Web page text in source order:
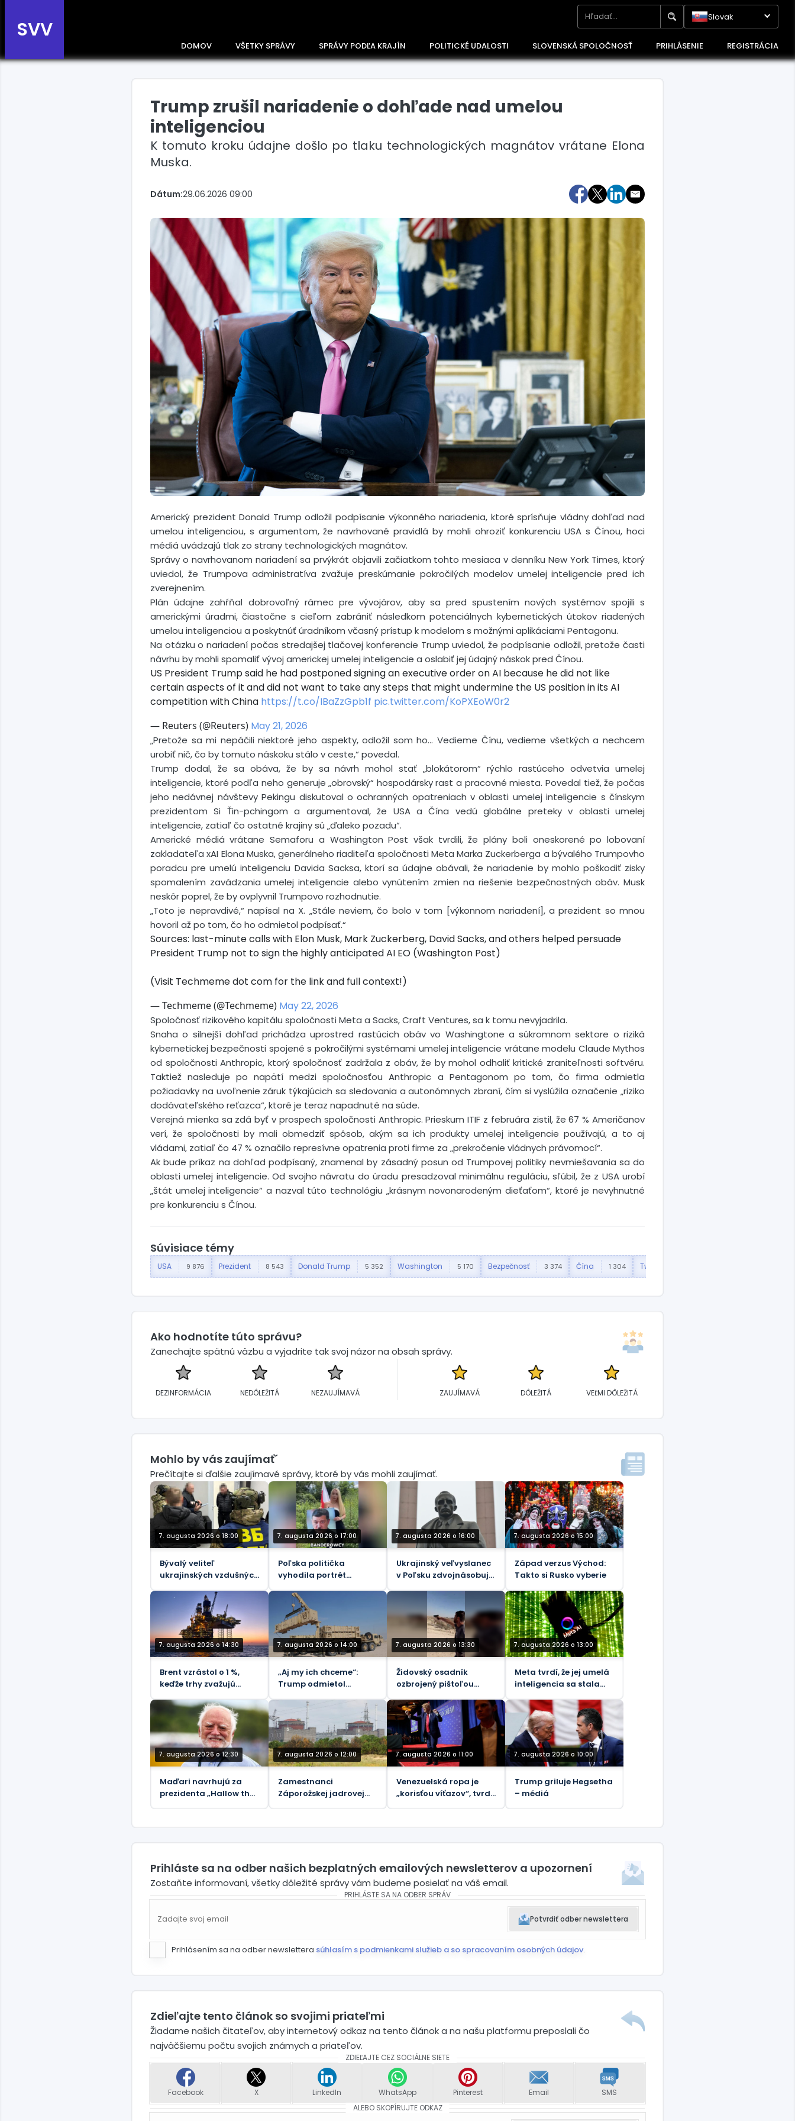
SVV
Slovak
DOMOV VŠETKY SPRÁVY SPRÁVY PODĽA KRAJÍN POLITICKÉ UDALOSTI SLOVENSKÁ SPOLOČNOSŤ PRIHLÁSENIE REGISTRÁCIA
Trump zrušil nariadenie o dohľade nad umelou
inteligenciou
K tomuto kroku údajne došlo po tlaku technologických magnátov vrátane Elona
Muska.
Dátum:29.06.2026 09:00
Americký prezident Donald Trump odložil podpísanie výkonného nariadenia, ktoré sprísňuje vládny dohľad nad
umelou inteligenciou, s argumentom, že navrhované pravidlá by mohli ohroziť konkurenciu USA s Čínou, hoci
médiá uvádzajú tlak zo strany technologických magnátov.
Správy o navrhovanom nariadení sa prvýkrát objavili začiatkom tohto mesiaca v denníku New York Times, ktorý
uviedol, že Trumpova administratíva zvažuje preskúmanie pokročilých modelov umelej inteligencie pred ich
zverejnením.
Plán údajne zahŕňal dobrovoľný rámec pre vývojárov, aby sa pred spustením nových systémov spojili s
americkými úradmi, čiastočne s cieľom zabrániť následkom potenciálnych kybernetických útokov riadených
umelou inteligenciou a poskytnúť úradníkom včasný prístup k modelom s možnými aplikáciami Pentagonu.
Na otázku o nariadení počas stredajšej tlačovej konferencie Trump uviedol, že podpísanie odložil, pretože časti
návrhu by mohli spomaliť vývoj americkej umelej inteligencie a oslabiť jej údajný náskok pred Čínou.
US President Trump said he had postponed signing an executive order ‌on AI because he did not like
certain aspects of it and did not want to take any steps that might undermine the US position in its AI
competition with China https://t.co/IBaZzGpb1f pic.twitter.com/KoPXEoW0r2
— Reuters (@Reuters) May 21, 2026
„Pretože sa mi nepáčili niektoré jeho aspekty, odložil som ho… Vedieme Čínu, vedieme všetkých a nechcem
urobiť nič, čo by tomuto náskoku stálo v ceste,“ povedal.
Trump dodal, že sa obáva, že by sa návrh mohol stať „blokátorom“ rýchlo rastúceho odvetvia umelej
inteligencie, ktoré podľa neho generuje „obrovský“ hospodársky rast a pracovné miesta. Povedal tiež, že počas
jeho nedávnej návštevy Pekingu diskutoval o ochranných opatreniach v oblasti umelej inteligencie s čínskym
prezidentom Si Ťin-pchingom a argumentoval, že USA a Čína vedú globálne preteky v oblasti umelej
inteligencie, zatiaľ čo ostatné krajiny sú „ďaleko pozadu“.
Americké médiá vrátane Semaforu a Washington Post však tvrdili, že plány boli oneskorené po lobovaní
zakladateľa xAI Elona Muska, generálneho riaditeľa spoločnosti Meta Marka Zuckerberga a bývalého Trumpovho
poradcu pre umelú inteligenciu Davida Sacksa, ktorí sa údajne obávali, že nariadenie by mohlo poškodiť zisky
spomalením zavádzania umelej inteligencie alebo vynútením zmien na riešenie bezpečnostných obáv. Musk
neskôr poprel, že by ovplyvnil Trumpovo rozhodnutie.
„Toto je nepravdivé,“ napísal na X. „Stále neviem, čo bolo v tom [výkonnom nariadení], a prezident so mnou
hovoril až po tom, čo ho odmietol podpísať.“
Sources: last-minute calls with Elon Musk, Mark Zuckerberg, David Sacks, and others helped persuade
President Trump not to sign the highly anticipated AI EO (Washington Post)
(Visit Techmeme dot com for the link and full context!)
— Techmeme (@Techmeme) May 22, 2026
Spoločnosť rizikového kapitálu spoločnosti Meta a Sacks, Craft Ventures, sa k tomu nevyjadrila.
Snaha o silnejší dohľad prichádza uprostred rastúcich obáv vo Washingtone a súkromnom sektore o riziká
kybernetickej bezpečnosti spojené s pokročilými systémami umelej inteligencie vrátane modelu Claude Mythos
od spoločnosti Anthropic, ktorý spoločnosť zadržala z obáv, že by mohol odhaliť kritické zraniteľnosti softvéru.
Taktiež nasleduje po napätí medzi spoločnosťou Anthropic a Pentagonom po tom, čo firma odmietla
požiadavky na uvoľnenie záruk týkajúcich sa sledovania a autonómnych zbraní, čím si vyslúžila označenie „riziko
dodávateľského reťazca“, ktoré je teraz napadnuté na súde.
Verejná mienka sa zdá byť v prospech spoločnosti Anthropic. Prieskum ITIF z februára zistil, že 67 % Američanov
verí, že spoločnosti by mali obmedziť spôsob, akým sa ich produkty umelej inteligencie používajú, a to aj
vládami, zatiaľ čo 47 % označilo represívne opatrenia proti firme za „prekročenie vládnych právomocí“.
Ak bude príkaz na dohľad podpísaný, znamenal by zásadný posun od Trumpovej politiky nevmiešavania sa do
oblasti umelej inteligencie. Od svojho návratu do úradu presadzoval minimálnu reguláciu, sľúbil, že z USA urobí
„štát umelej inteligencie“ a nazval túto technológiu „krásnym novonarodeným dieťaťom“, ktoré je nevyhnutné
pre konkurenciu s Čínou.
Súvisiace témy
USA 9 876 Prezident 8 543 Donald Trump 5 352 Washington 5 170 Bezpečnosť 3 374 Čína 1 304 Twitter
Ako hodnotíte túto správu?
Zanechajte spätnú väzbu a vyjadrite tak svoj názor na obsah správy.
DEZINFORMÁCIA NEDÔLEŽITÁ NEZAUJÍMAVÁ ZAUJÍMAVÁ DÔLEŽITÁ VEĽMI DÔLEŽITÁ
Mohlo by vás zaujímať´
Prečítajte si ďalšie zaujímavé správy, ktoré by vás mohli zaujímať.
7. augusta 2026 o 18:00
Bývalý veliteľ
ukrajinských vzdušných
nového vyšetrovania
korupcie
7. augusta 2026 o 17:00
Poľska politička
vyhodila portrét
koša (VIDEO)
7. augusta 2026 o 16:00
Ukrajinský veľvyslanec
v Poľsku zdvojnásobuje
kolaborantom
7. augusta 2026 o 15:00
Západ verzus Východ:
Takto si Rusko vyberie
7. augusta 2026 o 14:30
Brent vzrástol o 1 %,
keďže trhy zvažujú
priechodu - REUTERS
7. augusta 2026 o 14:00
„Aj my ich chceme“:
Trump odmietol
7. augusta 2026 o 13:30
Židovský osadník
ozbrojený pištoľou
vodcu komunity na
Západnom brehu
Jordánu (VIDEÁ)
7. augusta 2026 o 13:00
Meta tvrdí, že jej umelá
inteligencia sa stala
7. augusta 2026 o 12:30
Maďari navrhujú za
prezidenta „Hallow the
7. augusta 2026 o 12:00
Zamestnanci
Záporožskej jadrovej
7. augusta 2026 o 11:00
Venezuelská ropa je
„korisťou víťazov“, tvrdí
7. augusta 2026 o 10:00
Trump griluje Hegsetha
– médiá
Prihláste sa na odber našich bezplatných emailových newsletterov a upozornení
Zostaňte informovaní, všetky dôležité správy vám budeme posielať na váš email.
PRIHLÁSTE SA NA ODBER SPRÁV
Potvrdiť odber newslettera
Prihlásením sa na odber newslettera súhlasím s podmienkami služieb a so spracovaním osobných údajov.
Zdieľajte tento článok so svojimi priateľmi
Žiadame našich čitateľov, aby internetový odkaz na tento článok a na našu platformu preposlali čo
najväčšiemu počtu svojich známych a priateľov.
ZDIEĽAJTE CEZ SOCIÁLNE SIETE
Facebook X LinkedIn WhatsApp Pinterest Email
SMS
ALEBO SKOPÍRUJTE ODKAZ